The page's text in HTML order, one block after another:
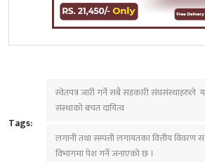
Tags:
स्वेतपत्र जारी गर्ने सबै सहकारी संघसंस्थाहरुले
संस्थाको बचत दायित्व
लगानी तथा सम्पत्ती लगायतका वित्तीय विवरण
विभागमा पेश गर्ने जनाएको छ ।